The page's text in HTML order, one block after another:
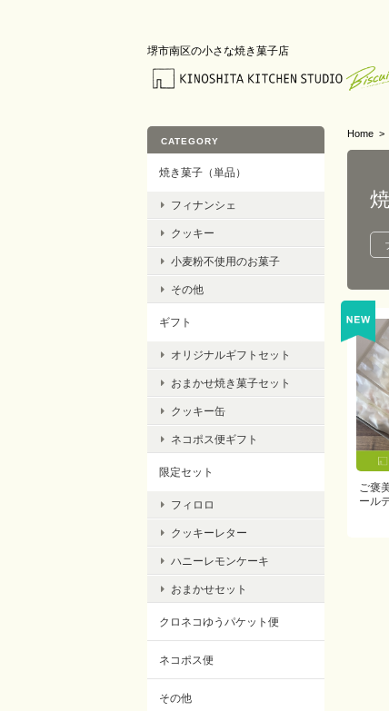
堺市南区の小さな焼き菓子店
Home
ご褒
ール
CATEGORY
焼き菓子（単品）
フィナンシェ
クッキー
小麦粉不使用のお菓子
その他
ギフト
オリジナルギフトセット
おまかせ焼き菓子セット
クッキー缶
ネコポス便ギフト
限定セット
フィロロ
クッキーレター
ハニーレモンケーキ
おまかせセット
クロネコゆうパケット便
ネコポス便
その他